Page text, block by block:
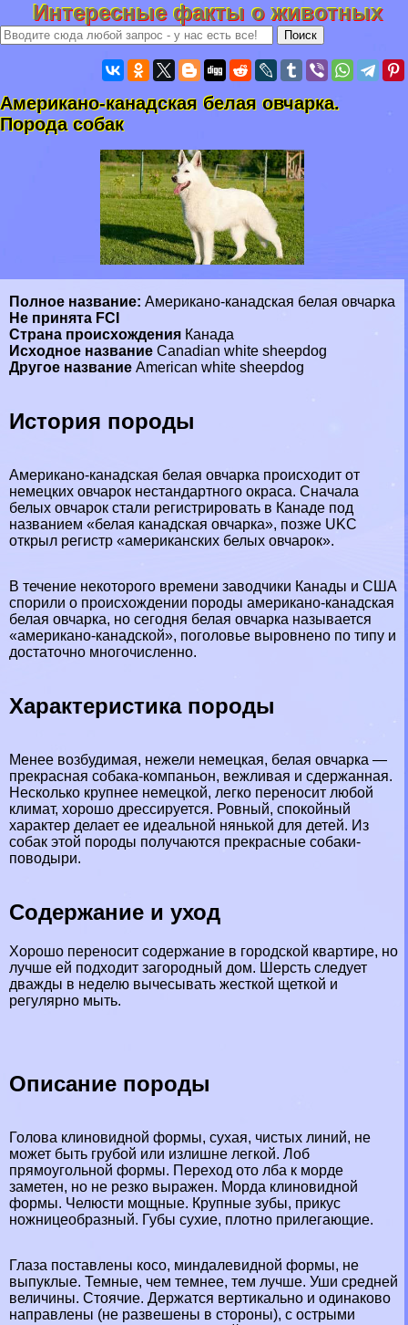
Интересные факты о животных
Американо-канадская белая овчарка.
Порода собак
Полное название: Американо-канадская белая овчарка
Не принята FCI
Страна происхождения Канада
Исходное название Canadian white sheepdog
Другое название American white sheepdog
История породы
Американо-канадская белая овчарка происходит от
немецких овчарок нестандартного окраса. Сначала
белых овчарок стали регистрировать в Канаде под
названием «белая канадская овчарка», позже UKC
открыл регистр «американских белых овчарок».
В течение некоторого времени заводчики Канады и США
спорили о происхождении породы американо-канадская
белая овчарка, но сегодня белая овчарка называется
«американо-канадской», поголовье выровнено по типу и
достаточно многочисленно.
Хаpaктеристика породы
Менее возбудимая, нежели немецкая, белая овчарка —
прекрасная собака-компаньон, вежливая и сдержанная.
Несколько крупнее немецкой, легко переносит любой
климат, хорошо дрессируется. Ровный, спокойный
хаpaктер делает ее идеальной нянькой для детей. Из
собак этой породы получаются прекрасные собаки-
поводыри.
Содержание и уход
Хорошо переносит содержание в городской квартире, но
лучше ей подходит загородный дом. Шерсть следует
дважды в неделю вычесывать жесткой щеткой и
регулярно мыть.
Описание породы
Голова клиновидной формы, сухая, чистых линий, не
может быть грубой или излишне легкой. Лоб
прямоугольной формы. Переход ото лба к морде
заметен, но не резко выражен. Морда клиновидной
формы. Челюсти мощные. Крупные зубы, прикус
ножницеобразный. Губы сухие, плотно прилегающие.
Глаза поставлены косо, миндалевидной формы, не
выпуклые. Темные, чем темнее, тем лучше. Уши средней
величины. Стоячие. Держатся вертикально и одинаково
направлены (не развешены в стороны), с острыми